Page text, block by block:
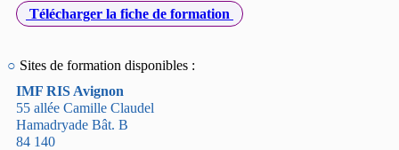
Télécharger la fiche de formation
○ Sites de formation disponibles :
IMF RIS Avignon
55 allée Camille Claudel
Hamadryade Bât. B
84 140